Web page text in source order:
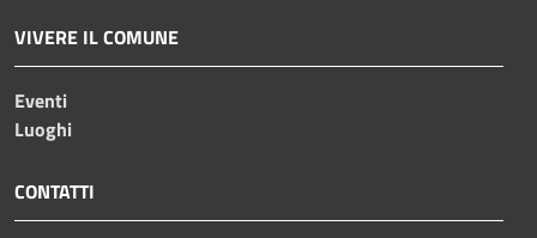
VIVERE IL COMUNE
Eventi
Luoghi
CONTATTI